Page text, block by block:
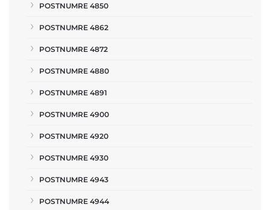
POSTNUMRE 4850
POSTNUMRE 4862
POSTNUMRE 4872
POSTNUMRE 4880
POSTNUMRE 4891
POSTNUMRE 4900
POSTNUMRE 4920
POSTNUMRE 4930
POSTNUMRE 4943
POSTNUMRE 4944